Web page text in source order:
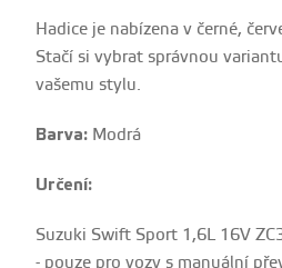
Hadice je nabízena v černé,
Stačí si vybrat správnou
vašemu stylu.
Barva: Modrá
Určení:
Suzuki Swift Sport 1,6L 16V
- pouze pro vozy s manuální